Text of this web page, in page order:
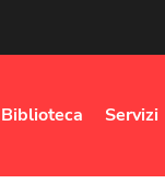
Biblioteca Servizi